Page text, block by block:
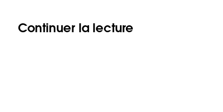
Continuer la lecture